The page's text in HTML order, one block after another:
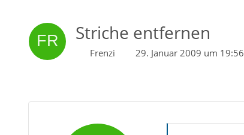
Striche entfernen
Frenzi 29. Januar 2009 um 19:56